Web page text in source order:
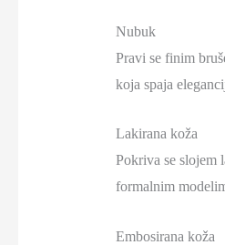
Nubuk
Pravi se finim
koja spaja
Lakirana koža
Pokriva se slojem
formalnim
Embosirana koža